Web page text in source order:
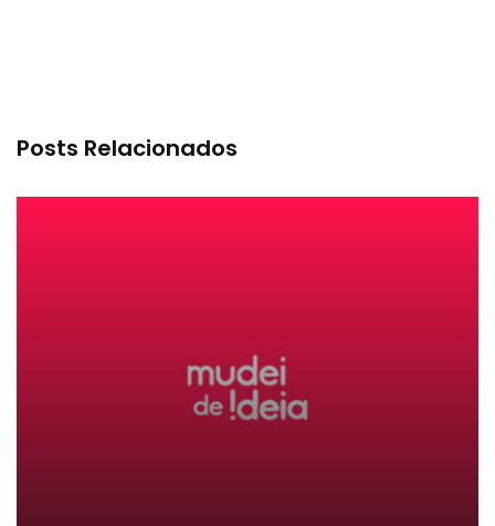
Posts Relacionados